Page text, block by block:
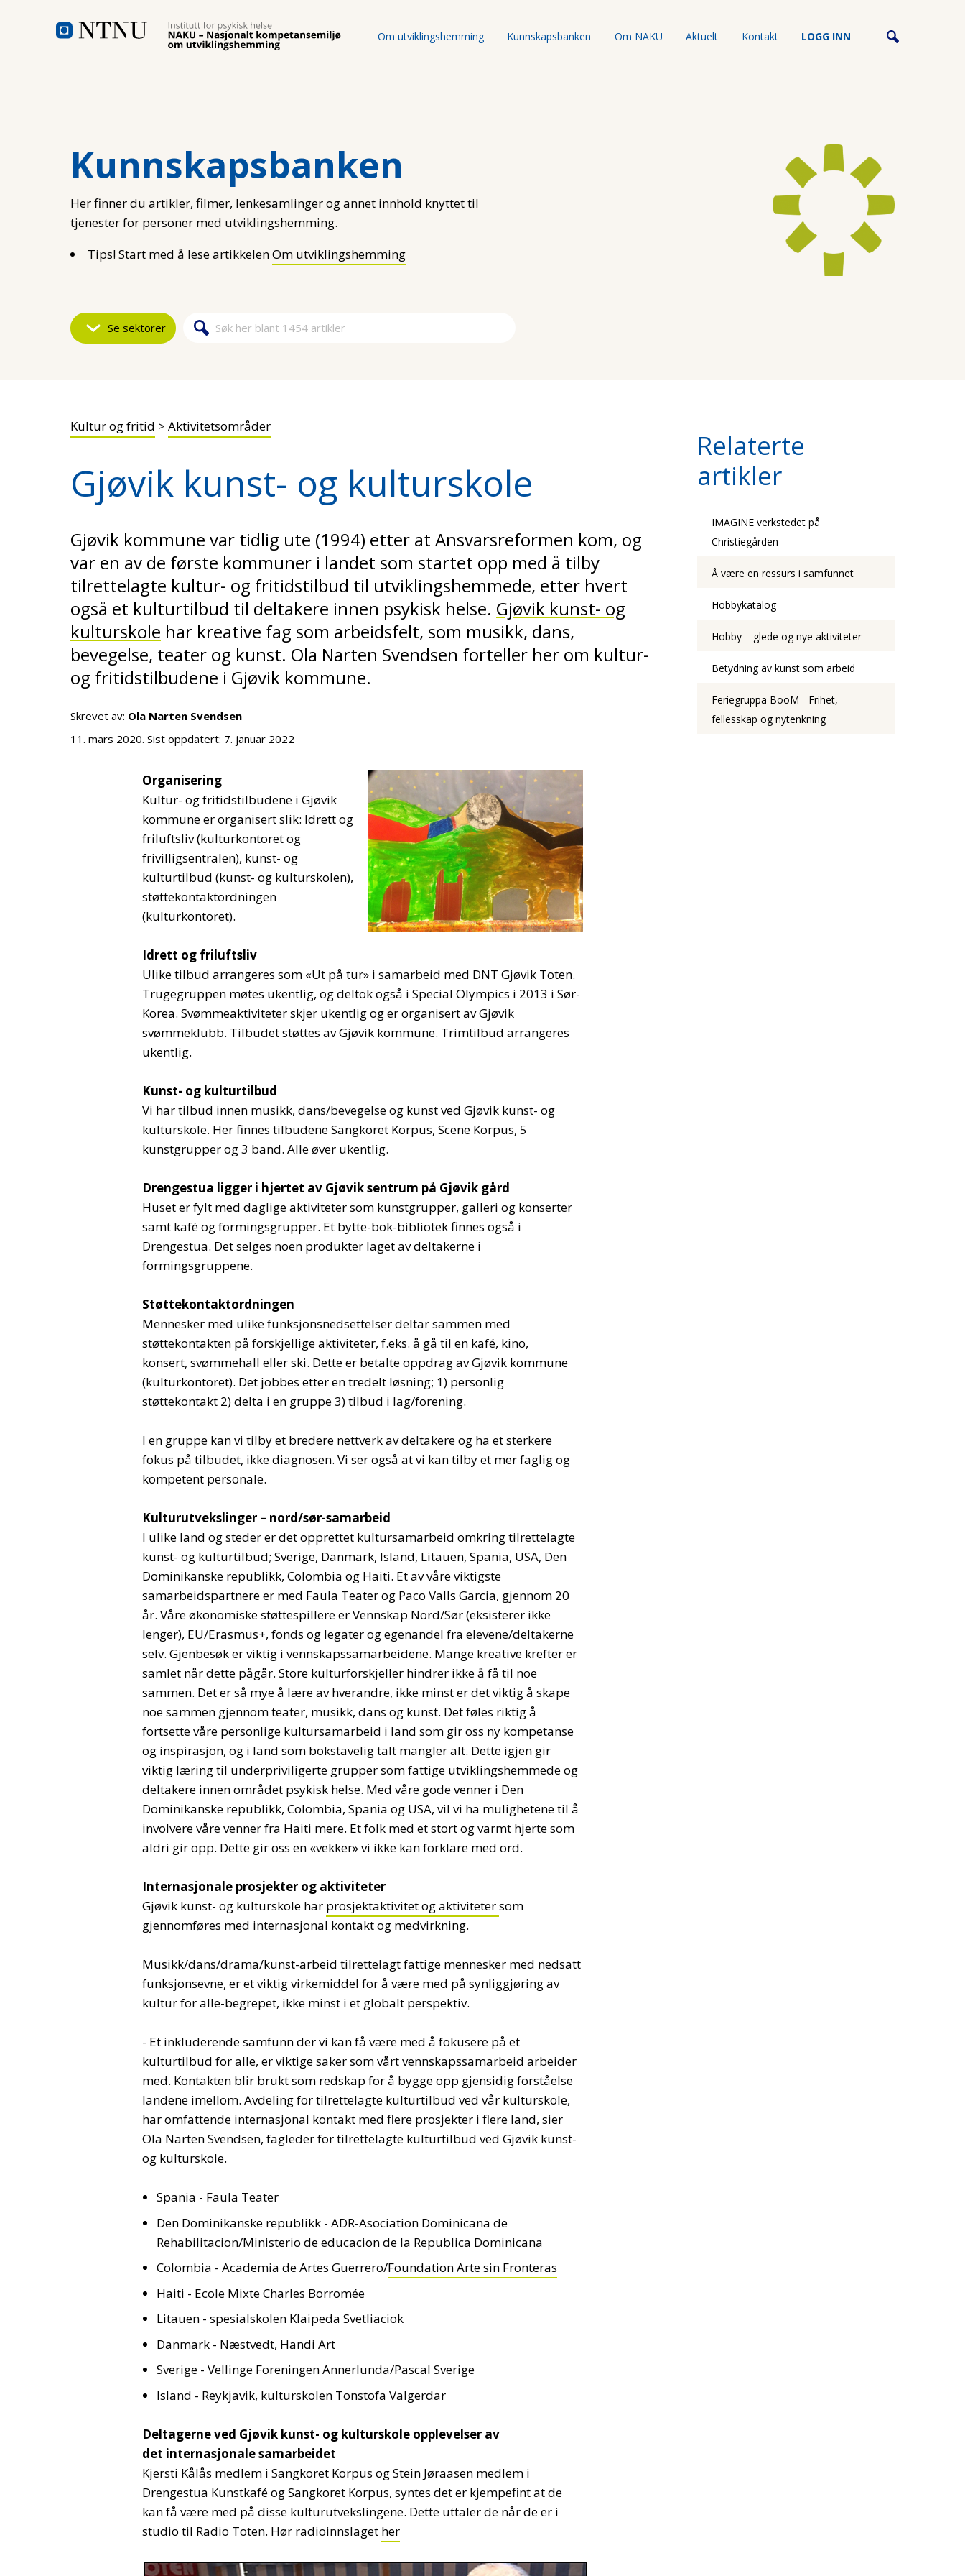
Om utviklingshemming Kunnskapsbanken Om NAKU Aktuelt Kontakt LOGG INN
Kunnskapsbanken
Her finner du artikler, filmer, lenkesamlinger og annet innhold knyttet til
tjenester for personer med utviklingshemming.
Tips! Start med å lese artikkelenOm utviklingshemming
Se sektorer Søkeskjema
Søk
Kultur og fritid > Aktivitetsområder
Gjøvik kunst- og kulturskole
Gjøvik kommune var tidlig ute (1994) etter at Ansvarsreformen kom, og
var en av de første kommuner i landet som startet opp med å tilby
tilrettelagte kultur- og fritidstilbud til utviklingshemmede, etter hvert
også et kulturtilbud til deltakere innen psykisk helse. Gjøvik kunst- og
kulturskole har kreative fag som arbeidsfelt, som musikk, dans,
bevegelse, teater og kunst. Ola Narten Svendsen forteller her om kultur-
og fritidstilbudene i Gjøvik kommune.
Skrevet av: Ola Narten Svendsen
11. mars 2020. Sist oppdatert: 7. januar 2022
Organisering
Kultur- og fritidstilbudene i Gjøvik
kommune er organisert slik: Idrett og
friluftsliv (kulturkontoret og
frivilligsentralen), kunst- og
kulturtilbud (kunst- og kulturskolen),
støttekontaktordningen
(kulturkontoret).
Idrett og friluftsliv
Ulike tilbud arrangeres som «Ut på tur» i samarbeid med DNT Gjøvik Toten.
Trugegruppen møtes ukentlig, og deltok også i Special Olympics i 2013 i Sør-
Korea. Svømmeaktiviteter skjer ukentlig og er organisert av Gjøvik
svømmeklubb. Tilbudet støttes av Gjøvik kommune. Trimtilbud arrangeres
ukentlig.
Kunst- og kulturtilbud
Vi har tilbud innen musikk, dans/bevegelse og kunst ved Gjøvik kunst- og
kulturskole. Her finnes tilbudene Sangkoret Korpus, Scene Korpus, 5
kunstgrupper og 3 band. Alle øver ukentlig.
Drengestua ligger i hjertet av Gjøvik sentrum på Gjøvik gård
Huset er fylt med daglige aktiviteter som kunstgrupper, galleri og konserter
samt kafé og formingsgrupper. Et bytte-bok-bibliotek finnes også i
Drengestua. Det selges noen produkter laget av deltakerne i
formingsgruppene.
Støttekontaktordningen
Mennesker med ulike funksjonsnedsettelser deltar sammen med
støttekontakten på forskjellige aktiviteter, f.eks. å gå til en kafé, kino,
konsert, svømmehall eller ski. Dette er betalte oppdrag av Gjøvik kommune
(kulturkontoret). Det jobbes etter en tredelt løsning; 1) personlig
støttekontakt 2) delta i en gruppe 3) tilbud i lag/forening.
I en gruppe kan vi tilby et bredere nettverk av deltakere og ha et sterkere
fokus på tilbudet, ikke diagnosen. Vi ser også at vi kan tilby et mer faglig og
kompetent personale.
Kulturutvekslinger – nord/sør-samarbeid
I ulike land og steder er det opprettet kultursamarbeid omkring tilrettelagte
kunst- og kulturtilbud; Sverige, Danmark, Island, Litauen, Spania, USA, Den
Dominikanske republikk, Colombia og Haiti. Et av våre viktigste
samarbeidspartnere er med Faula Teater og Paco Valls Garcia, gjennom 20
år. Våre økonomiske støttespillere er Vennskap Nord/Sør (eksisterer ikke
lenger), EU/Erasmus+, fonds og legater og egenandel fra elevene/deltakerne
selv. Gjenbesøk er viktig i vennskapssamarbeidene. Mange kreative krefter er
samlet når dette pågår. Store kulturforskjeller hindrer ikke å få til noe
sammen. Det er så mye å lære av hverandre, ikke minst er det viktig å skape
noe sammen gjennom teater, musikk, dans og kunst. Det føles riktig å
fortsette våre personlige kultursamarbeid i land som gir oss ny kompetanse
og inspirasjon, og i land som bokstavelig talt mangler alt. Dette igjen gir
viktig læring til underpriviligerte grupper som fattige utviklingshemmede og
deltakere innen området psykisk helse. Med våre gode venner i Den
Dominikanske republikk, Colombia, Spania og USA, vil vi ha mulighetene til å
involvere våre venner fra Haiti mere. Et folk med et stort og varmt hjerte som
aldri gir opp. Dette gir oss en «vekker» vi ikke kan forklare med ord.
Internasjonale prosjekter og aktiviteter
Gjøvik kunst- og kulturskole har prosjektaktivitet og aktivitetersom
gjennomføres med internasjonal kontakt og medvirkning.
Musikk/dans/drama/kunst-arbeid tilrettelagt fattige mennesker med nedsatt
funksjonsevne, er et viktig virkemiddel for å være med på synliggjøring av
kultur for alle-begrepet, ikke minst i et globalt perspektiv.
- Et inkluderende samfunn der vi kan få være med å fokusere på et
kulturtilbud for alle, er viktige saker som vårt vennskapssamarbeid arbeider
med. Kontakten blir brukt som redskap for å bygge opp gjensidig forståelse
landene imellom. Avdeling for tilrettelagte kulturtilbud ved vår kulturskole,
har omfattende internasjonal kontakt med flere prosjekter i flere land, sier
Ola Narten Svendsen, fagleder for tilrettelagte kulturtilbud ved Gjøvik kunst-
og kulturskole.
Spania - Faula Teater
Den Dominikanske republikk - ADR-Asociation Dominicana de
Rehabilitacion/Ministerio de educacion de la Republica Dominicana
Colombia - Academia de Artes Guerrero/Foundation Arte sin Fronteras
Haiti - Ecole Mixte Charles Borromée
Litauen - spesialskolen Klaipeda Svetliaciok
Danmark - Næstvedt, Handi Art
Sverige - Vellinge Foreningen Annerlunda/Pascal Sverige
Island - Reykjavik, kulturskolen Tonstofa Valgerdar
Deltagerne ved Gjøvik kunst- og kulturskole opplevelser av
det internasjonale samarbeidet
Kjersti Kålås medlem i Sangkoret Korpus og Stein Jøraasen medlem i
Drengestua Kunstkafé og Sangkoret Korpus, syntes det er kjempefint at de
kan få være med på disse kulturutvekslingene. Dette uttaler de når de er i
studio til Radio Toten. Hør radioinnslaget her
Relaterte
artikler
IMAGINE verkstedet på
Christiegården
Å være en ressurs i samfunnet
Hobbykatalog
Hobby – glede og nye aktiviteter
Betydning av kunst som arbeid
Feriegruppa BooM - Frihet,
fellesskap og nytenkning